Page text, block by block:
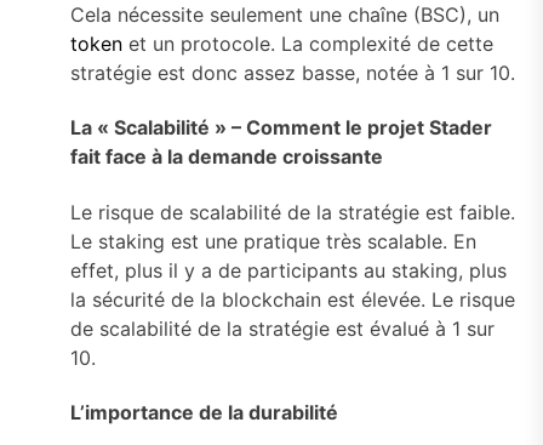
Cela nécessite seulement une chaîne (BSC), un
tokenet un protocole. La complexité de cette
stratégie est donc assez basse, notée à 1 sur 10.
La « Scalabilité » – Comment le projet Stader
fait face à la demande croissante
Le risque de scalabilité de la stratégie est faible.
Le staking est une pratique très scalable. En
effet, plus il y a de participants au staking, plus
la sécurité de la blockchain est élevée. Le risque
de scalabilité de la stratégie est évalué à 1 sur
10.
L’importance de la durabilité